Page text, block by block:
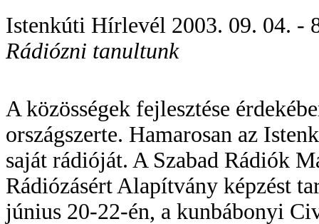
Istenkúti Hírlevél 2003. 09. 04. -
Rádiózni tanultunk
A közösségek fejlesztése
országszerte. Hamarosan az
saját rádióját. A Szabad Rádiók
Rádiózásért Alapítvány képzést
június 20-22-én, a kunbábonyi